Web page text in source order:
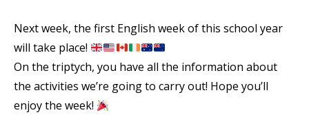
Next week, the first English week of this school year
will take place!
On the triptych, you have all the information about
the activities we’re going to carry out! Hope you’ll
enjoy the week!